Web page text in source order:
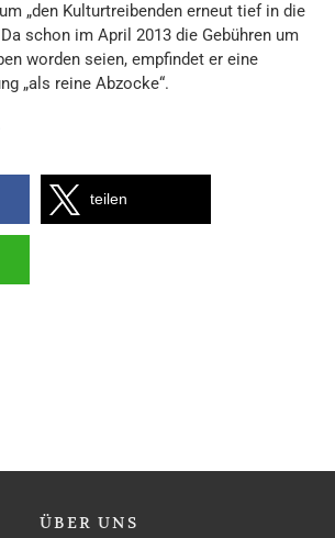
„den Kulturtreibenden erneut tief in die
schon im April 2013 die Gebühren um
worden seien, empfindet er eine
„als reine Abzocke“.
teilen
ÜBER UNS